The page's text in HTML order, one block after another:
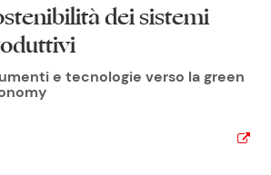
dei sistemi
e tecnologie verso la green